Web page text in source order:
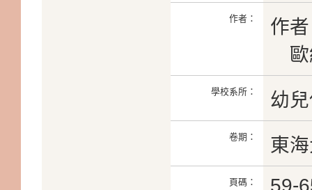
作者：
作
歐
學校系所： 幼
卷期： 東
頁碼： 59-